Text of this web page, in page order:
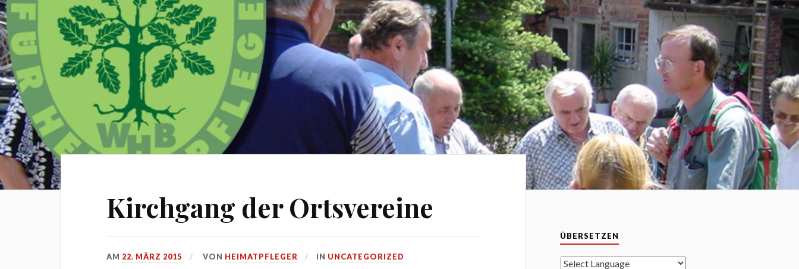
Kirchgang der Ortsvereine
AM 22. MÄRZ 2015 VON HEIMATPFLEGER IN UNCATEGORIZED
ÜBERSETZEN